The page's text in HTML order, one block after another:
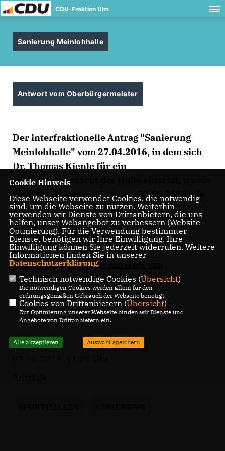
CDU-Fraktion Ulm
Sanierung Meinlohhalle
Antwort vom Oberbürgermeister
Der interfraktionelle Antrag "Sanierung
Meinlohhalle" vom 27.04.2016, in dem sich
Dr. Thomas Kienle für ein
Sanierungskonzept der Halle einsetzt, wurde
vom Oberbürgermeister am 03.06.2016 wie
folgt beantwortet:
Hier kommen Sie zum Antrag.
Hier kommen Sie zur Antwort von
Oberbürgermeister Czisch.
Cookie Hinweis
Diese Webseite verwendet Cookies, die notwendig
sind, um die Webseite zu nutzen. Weiterhin
verwenden wir Dienste von Drittanbietern, die uns
helfen, unser Webangebot zu verbessern (Website-
Optmierung). Für die Verwendung bestimmter
Dienste, benötigen wir Ihre Einwilligung. Ihre
Einwilligung können Sie jederzeit widerrufen. Weitere
Informationen finden Sie in unserer
Datenschutzerklärung.
Technisch notwendige Cookies (Übersicht)
Die notwendigen Cookies werden allein für den
ordnungsgemäßen Gebrauch der Webseite benötigt.
Cookies von Drittanbietern (Übersicht)
Zur Optimierung unserer Webseite binden wir Dienste und
Angebote von Drittanbietern ein.
Alle akzeptieren Auswahl speichern